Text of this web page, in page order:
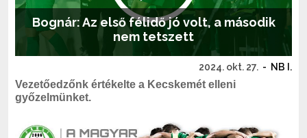
Bognár: Az első félidő jó volt, a második
nem tetszett
2024. okt. 27. - NB I.
Vezetőedzőnk értékelte a Kecskemét elleni
győzelmünket.